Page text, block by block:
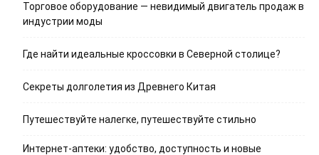
Торговое оборудование — невидимый двигатель продаж в
индустрии моды
Где найти идеальные кроссовки в Северной столице?
Секреты долголетия из Древнего Китая
Путешествуйте налегке, путешествуйте стильно
Интернет-аптеки: удобство, доступность и новые